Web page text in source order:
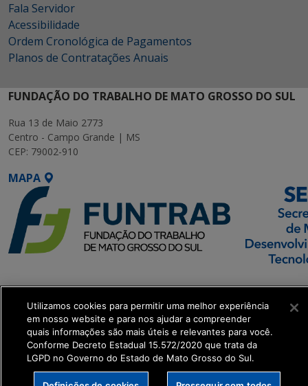
Fala Servidor
Acessibilidade
Ordem Cronológica de Pagamentos
Planos de Contratações Anuais
FUNDAÇÃO DO TRABALHO DE MATO GROSSO DO SUL
Rua 13 de Maio 2773
Centro - Campo Grande | MS
CEP: 79002-910
MAPA
SETDIG | Secretaria-
Executiva de
Transformação Digital
get_footer();
Utilizamos cookies para permitir uma melhor experiência
em nosso website e para nos ajudar a compreender
quais informações são mais úteis e relevantes para você.
Conforme Decreto Estadual 15.572/2020 que trata da
LGPD no Governo do Estado de Mato Grosso do Sul.